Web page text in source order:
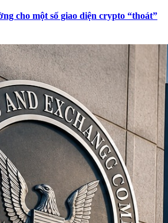
cho một số giao diện crypto “thoát”